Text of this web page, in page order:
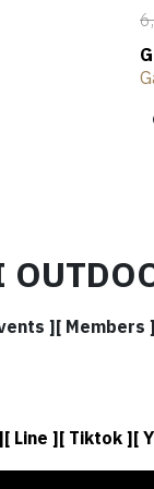
][ Members ]
[ Line ][ Tiktok ][